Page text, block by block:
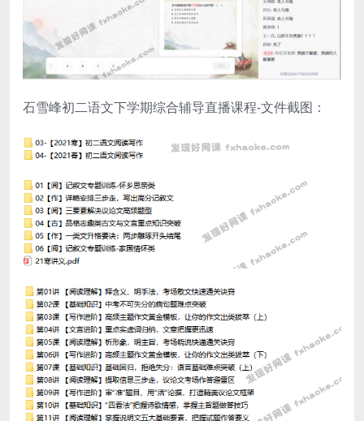
石雪峰初二语文下学期综合辅导直播课程-文件截图：